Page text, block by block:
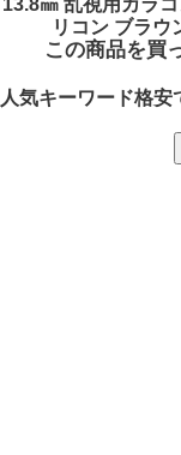
13.8㎜ 乱視用カラ
リコン ブラウ
この商品を買
人気キーワード格安